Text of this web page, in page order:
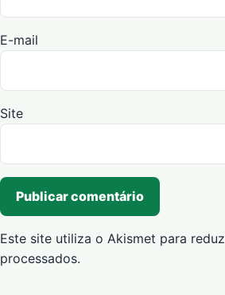
E-mail
Site
Este site utiliza o Akismet para
processados.